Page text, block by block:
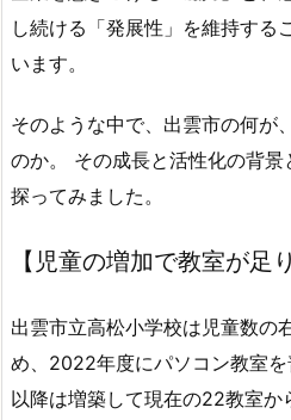
し続ける「発展性」を維持する
います。
そのような中で、出雲市の何が
のか。 その成長と活性化の背
探ってみました。
【児童の増加で教室が足
出雲市立高松小学校は児童数の
め、2022年度にパソコン教室
以降は増築して現在の22教室か